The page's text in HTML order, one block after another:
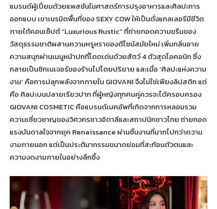
แบรนด์ผู้เปี่ยมด้วยแพสชันในศาสตร์การปรุงอาหารและศิลปะการ
ออกแบบ เขาเนรมิตพื้นที่ของ SEXY COW ให้เป็นดั่งแกลเลอรีมีชีวิต
ภายใต้คอนเซ็ปต์ “Luxurious Rustic” ที่ถ่ายทอดความขรึมของ
วัสดุธรรมชาติผสานความหรูหราของดีไซน์สมัยใหม่ เพิ่มกลิ่นอาย
ความสนุกผ่านเมนูหน้าปกที่โดดเด่นด้วยสัตว์ 4 ตัวสุดไอคอนิก ซึ่ง
กลายเป็นซิกเนเจอร์ของร้านไปโดยปริยาย และเมื่อ ‘ศิลปะแห่งความ
งาม’ คือการปลุกพลังจากภายใน GIOVANI จึงไม่ใช่เพียงลิปสติก แต่
คือ ศิลปะบนปลายเรียวปาก ที่ผู้หญิงทุกคนคู่ควรจะได้ครอบครอง
GIOVANI COSMETIC คือแบรนด์เมคอัพที่เกิดจากการหลอมรวม
ความเชี่ยวชาญของวิศวกรชาวอิตาลีและสถาปนิกชาวไทย ถ่ายทอด
แรงบันดาลใจจากยุค Renaissance ผ่านชิ้นงานที่มากไปกว่าความ
งามภายนอก แต่เป็นประติมากรรมขนาดย่อมที่สะท้อนตัวตนและ
ความงดงามภายในอย่างลึกซึ้ง